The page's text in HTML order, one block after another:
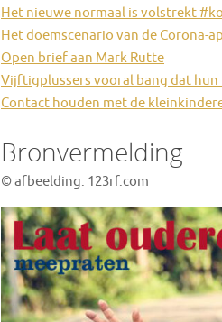
Het nieuwe normaal is volstrekt
Het doemscenario van de Corona-
Open brief aan Mark Rutte
Vijftigplussers vooral bang dat
Contact houden met de
Bronvermelding
© afbeelding: 123rf.com